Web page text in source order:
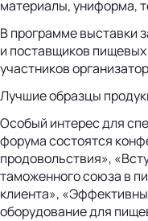
материалы, униформа,
В программе выставки
и поставщиков
участников
Лучшие образцы
Особый интерес для
форума состоятся
продовольствия»,
таможенного союза в
клиента»,
оборудование для